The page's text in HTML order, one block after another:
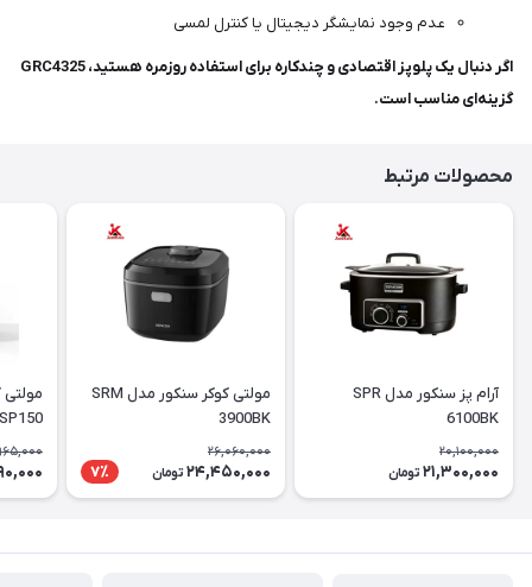
عدم وجود نمایشگر دیجیتال یا کنترل لمسی
اگر دنبال یک پلوپز اقتصادی و چندکاره برای استفاده روزمره هستید، GRC4325
گزینه‌ای مناسب است.
محصولات مرتبط
آرام پز سنکور مدل SPR
6100BK
20,100,000
21,300,000 تومان
مولتی کوکر سنکور مدل SRM
3900BK
26,060,000
24,450,000 تومان 7٪
SP150